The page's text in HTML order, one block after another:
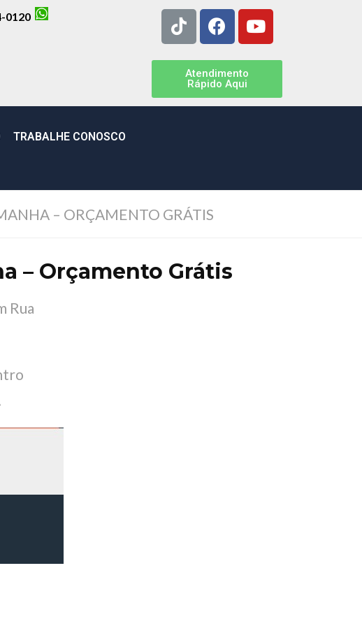
0120
Atendimento
Rápido Aqui
TRABALHE CONOSCO
– ORÇAMENTO GRÁTIS
– Orçamento Grátis
Rua